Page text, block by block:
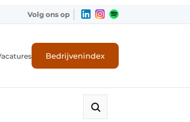
Volg ons op
Bedrijvenindex